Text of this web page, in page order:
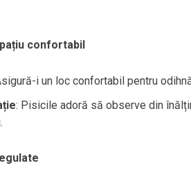
confortabil
i un loc confortabil pentru
: Pisicile adoră să observe din